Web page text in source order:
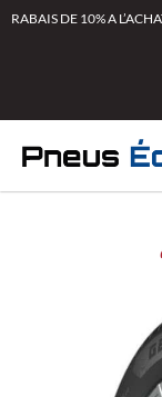
AllerRABAIS DE 10% A